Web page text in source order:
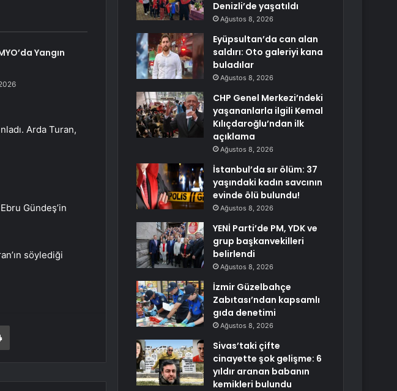
Yangın
Arda Turan,
Gündeş’in
söylediği
Yazdır
Denizli’de yaşatıldı
Ağustos 8, 2026
Eyüpsultan’da can alan
saldırı: Oto galeriyi kana
buladılar
Ağustos 8, 2026
CHP Genel Merkezi’ndeki
yaşananlarla ilgili Kemal
Kılıçdaroğlu’ndan ilk
açıklama
Ağustos 8, 2026
İstanbul’da sır ölüm: 37
yaşındaki kadın savcının
evinde ölü bulundu!
Ağustos 8, 2026
YENİ Parti’de PM, YDK ve
grup başkanvekilleri
belirlendi
Ağustos 8, 2026
İzmir Güzelbahçe
Zabıtası’ndan kapsamlı
gıda denetimi
Ağustos 8, 2026
Sivas’taki çifte
cinayette şok gelişme: 6
yıldır aranan babanın
kemikleri bulundu